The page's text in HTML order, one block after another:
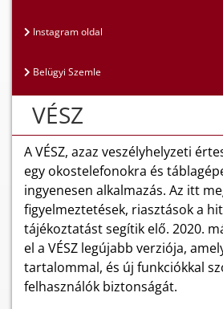
Instagram oldal
Belügyi Szemle
VÉSZ
A VÉSZ, azaz veszélyhelyzeti
egy okostelefonokra és
ingyenesen alkalmazás. Az itt
figyelmeztetések, riasztások a
tájékoztatást segítik elő. 2020.
el a VÉSZ legújabb verziója,
tartalommal, és új funkciókkal
felhasználók biztonságát.